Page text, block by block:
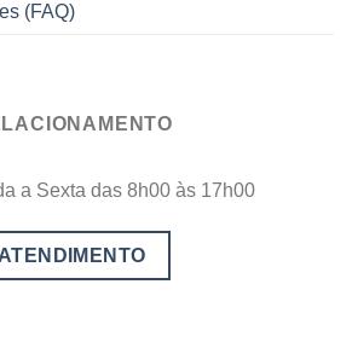
(FAQ)
a Sexta das 8h00 às 17h00